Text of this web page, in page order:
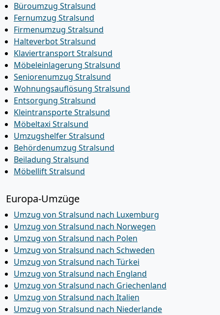
Büroumzug Stralsund
Fernumzug Stralsund
Firmenumzug Stralsund
Halteverbot Stralsund
Klaviertransport Stralsund
Möbeleinlagerung Stralsund
Seniorenumzug Stralsund
Wohnungsauflösung Stralsund
Entsorgung Stralsund
Kleintransporte Stralsund
Möbeltaxi Stralsund
Umzugshelfer Stralsund
Behördenumzug Stralsund
Beiladung Stralsund
Möbellift Stralsund
Europa-Umzüge
Umzug von Stralsund nach Luxemburg
Umzug von Stralsund nach Norwegen
Umzug von Stralsund nach Polen
Umzug von Stralsund nach Schweden
Umzug von Stralsund nach Türkei
Umzug von Stralsund nach England
Umzug von Stralsund nach Griechenland
Umzug von Stralsund nach Italien
Umzug von Stralsund nach Niederlande